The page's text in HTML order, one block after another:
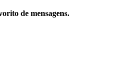
de mensagens.